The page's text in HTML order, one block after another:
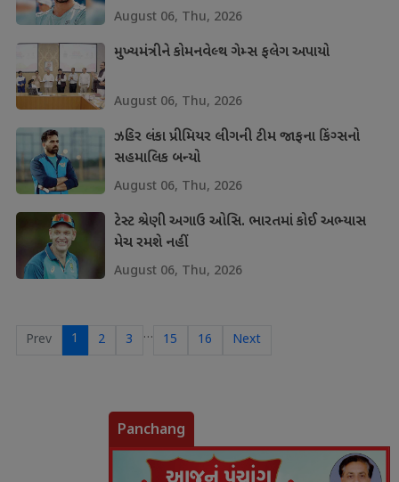
August 06, Thu, 2026
મુખ્યમંત્રીને કોમનવેલ્થ ગેમ્સ ફલેગ અપાયો
August 06, Thu, 2026
ઝહિર લંકા પ્રીમિયર લીગની ટીમ જાફના કિંગ્સનો
સહમાલિક બન્યો
August 06, Thu, 2026
ટેસ્ટ શ્રેણી અગાઉ ઓસિ. ભારતમાં કોઈ અભ્યાસ
મેચ રમશે નહીં
August 06, Thu, 2026
Prev 1 2 3 … 15 16 Next
Panchang